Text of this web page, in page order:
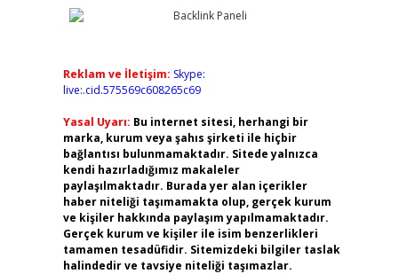
Reklam ve İletişim: Skype:
live:.cid.575569c608265c69
Yasal Uyarı: Bu internet sitesi, herhangi bir
marka, kurum veya şahıs şirketi ile hiçbir
bağlantısı bulunmamaktadır. Sitede yalnızca
kendi hazırladığımız makaleler
paylaşılmaktadır. Burada yer alan içerikler
haber niteliği taşımamakta olup, gerçek kurum
ve kişiler hakkında paylaşım yapılmamaktadır.
Gerçek kurum ve kişiler ile isim benzerlikleri
tamamen tesadüfidir. Sitemizdeki bilgiler taslak
halindedir ve tavsiye niteliği taşımazlar.